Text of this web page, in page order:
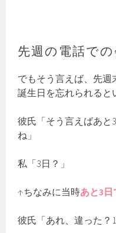
先週の電話で
でもそう言えば、先週
誕生日を忘れられると
彼氏「そう言えばあと
ね」
私「3日？」
↑ちなみに当時あと3
彼氏「あれ、違った？